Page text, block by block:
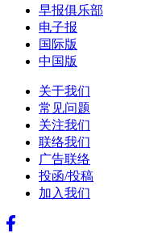
早报俱乐部
电子报
国际版
中国版
关于我们
常见问题
关注我们
联络我们
广告联络
投函/投稿
加入我们